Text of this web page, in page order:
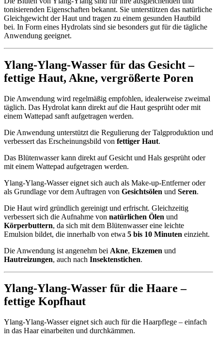
tonisierenden Eigenschaften bekannt. Sie unterstützen das natürliche
Gleichgewicht der Haut und tragen zu einem gesunden Hautbild
bei. In Form eines Hydrolats sind sie besonders gut für die tägliche
Anwendung geeignet.
Ylang-Ylang-Wasser für das Gesicht –
fettige Haut, Akne, vergrößerte Poren
Die Anwendung wird regelmäßig empfohlen, idealerweise zweimal
täglich. Das Hydrolat kann direkt auf die Haut gesprüht oder mit
einem Wattepad sanft aufgetragen werden.
Die Anwendung unterstützt die Regulierung der Talgproduktion und
verbessert das Erscheinungsbild von fettiger Haut.
Das Blütenwasser kann direkt auf Gesicht und Hals gesprüht oder
mit einem Wattepad aufgetragen werden.
Ylang-Ylang-Wasser eignet sich auch als Make-up-Entferner oder
als Grundlage vor dem Auftragen von Gesichtsölen und Seren.
Die Haut wird gründlich gereinigt und erfrischt. Gleichzeitig
verbessert sich die Aufnahme von natürlichen Ölen und
Körperbuttern, da sich mit dem Blütenwasser eine leichte
Emulsion bildet, die innerhalb von etwa 5 bis 10 Minuten einzieht.
Die Anwendung ist angenehm bei Akne, Ekzemen und
Hautreizungen, auch nach Insektenstichen.
Ylang-Ylang-Wasser für die Haare –
fettige Kopfhaut
Ylang-Ylang-Wasser eignet sich auch für die Haarpflege – einfach
in das Haar einarbeiten und durchkämmen.